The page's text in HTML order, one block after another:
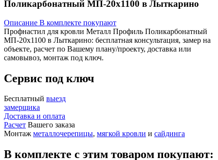
Поликарбонатный МП-20х1100 в Лыткарино
Описание В комплекте покупают
Профнастил для кровли Металл Профиль Поликарбонатный
МП-20х1100 в Лыткарино: бесплатная консультация, замер на
объекте, расчет по Вашему плану/проекту, доставка или
самовывоз, монтаж под ключ.
Сервис под ключ
Бесплатный выезд
замерщика
Доставка и оплата
Расчет Вашего заказа
Монтаж металлочерепицы, мягкой кровли и сайдинга
В комплекте с этим товаром покупают: